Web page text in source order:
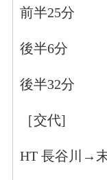
前半25分
後半6分
後半32分
［交代]
HT 長谷川→